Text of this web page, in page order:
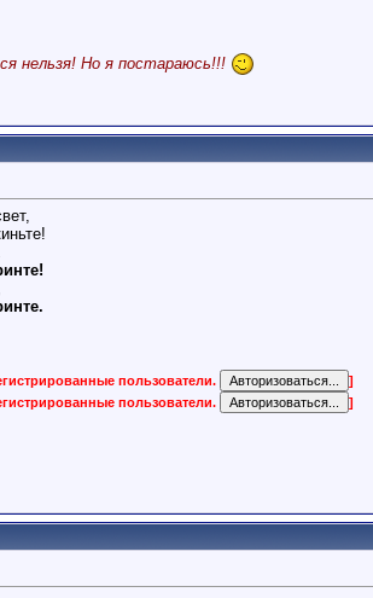
нельзя! Но я постараюсь!!!
пользователи.
]
пользователи.
]